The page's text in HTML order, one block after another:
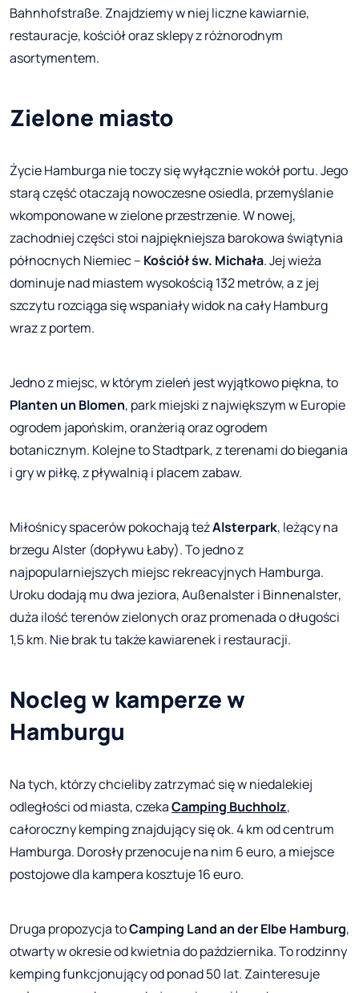
Bahnhofstraße. Znajdziemy w niej liczne kawiarnie,
restauracje, kościół oraz sklepy z różnorodnym
asortymentem.
Zielone miasto
Życie Hamburga nie toczy się wyłącznie wokół portu. Jego
starą część otaczają nowoczesne osiedla, przemyślanie
wkomponowane w zielone przestrzenie. W nowej,
zachodniej części stoi najpiękniejsza barokowa świątynia
północnych Niemiec – Kościół św. Michała. Jej wieża
dominuje nad miastem wysokością 132 metrów, a z jej
szczytu rozciąga się wspaniały widok na cały Hamburg
wraz z portem.
Jedno z miejsc, w którym zieleń jest wyjątkowo piękna, to
Planten un Blomen, park miejski z największym w Europie
ogrodem japońskim, oranżerią oraz ogrodem
botanicznym. Kolejne to Stadtpark, z terenami do biegania
i gry w piłkę, z pływalnią i placem zabaw.
Miłośnicy spacerów pokochają teżAlsterpark, leżący na
brzegu Alster (dopływu Łaby). To jedno z
najpopularniejszych miejsc rekreacyjnych Hamburga.
Uroku dodają mu dwa jeziora, Außenalster i Binnenalster,
duża ilość terenów zielonych oraz promenada o długości
1,5 km. Nie brak tu także kawiarenek i restauracji.
Nocleg w kamperze w
Hamburgu
Na tych, którzy chcieliby zatrzymać się w niedalekiej
odległości od miasta, czekaCamping Buchholz,
całoroczny kemping znajdujący się ok. 4 km od centrum
Hamburga. Dorosły przenocuje na nim 6 euro, a miejsce
postojowe dla kampera kosztuje 16 euro.
Druga propozycja toCamping Land an der Elbe Hamburg,
otwarty w okresie od kwietnia do października. To rodzinny
kemping funkcjonujący od ponad 50 lat. Zainteresuje